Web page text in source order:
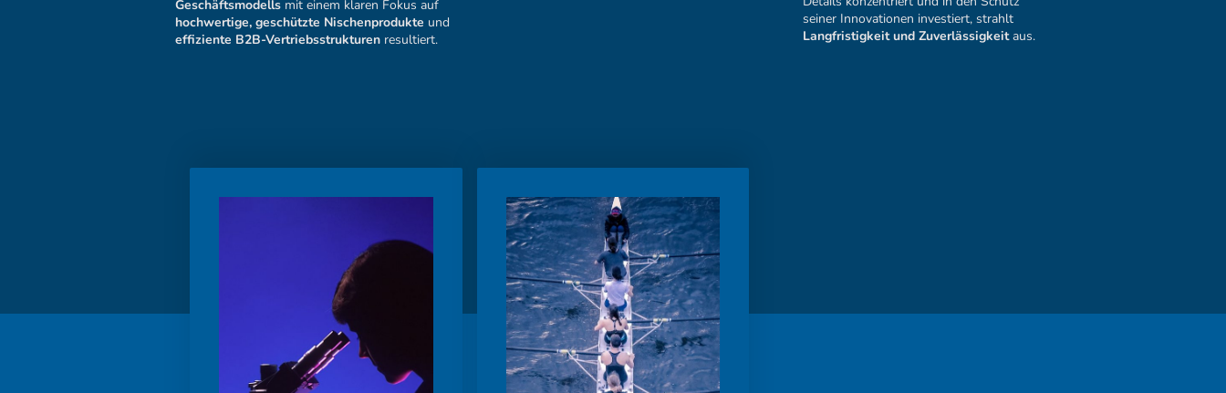
Geschäftsmodells mit einem klaren Fokus auf
hochwertige, geschützte Nischenprodukte und
effiziente B2B-Vertriebsstrukturen resultiert.
seiner Innovationen investiert, strahlt
Langfristigkeit und Zuverlässigkeitaus.